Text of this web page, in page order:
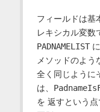
フィールドは基
レキシカル変数
PADNAMELISTに
メソッドのよう
全く同じように
は、
を 返すという